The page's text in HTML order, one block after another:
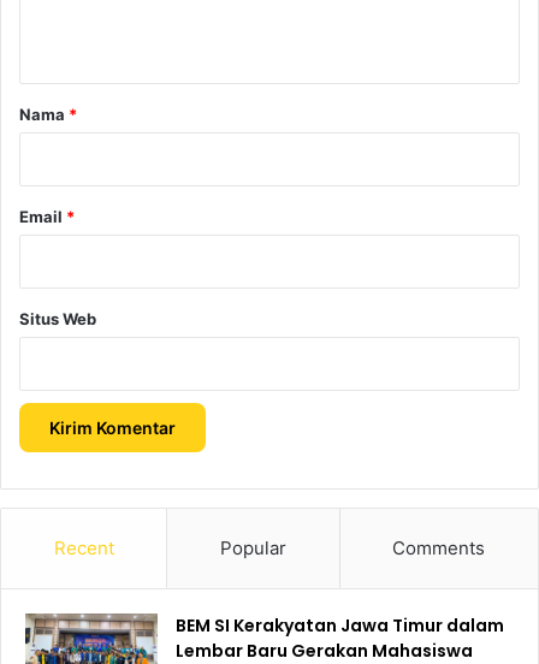
rNama *
Email *
Situs Web
Recent Popular Comments
BEM SI Kerakyatan Jawa Timur dalam
Lembar Baru Gerakan Mahasiswa